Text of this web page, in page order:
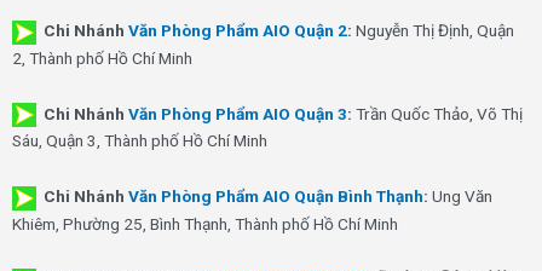
Chi Nhánh Văn Phòng Phẩm AIO Quận 2: Nguyễn Thị Định, Quận
2, Thành phố Hồ Chí Minh
Chi Nhánh Văn Phòng Phẩm AIO Quận 3: Trần Quốc Thảo, Võ Thị
Sáu, Quận 3, Thành phố Hồ Chí Minh
Chi Nhánh Văn Phòng Phẩm AIO Quận Bình Thạnh: Ung Văn
Khiêm, Phường 25, Bình Thạnh, Thành phố Hồ Chí Minh